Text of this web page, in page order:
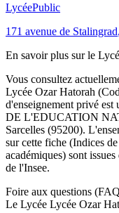
LycéePublic
171 avenue de Stalingrad,
En savoir plus sur le
Vous consultez
Lycée Ozar Hatorah
d'enseignement privé est
DE L'EDUCATION
Sarcelles (95200).
sur cette fiche (Indices
académiques) sont
de l'Insee.
Foire aux questions
Le Lycée Lycée Ozar